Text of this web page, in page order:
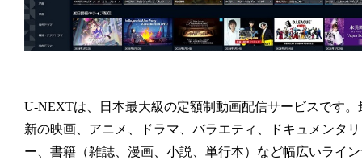
U-NEXTは、日本最大級の定額制動画配信サービスです。
新の映画、アニメ、ドラマ、バラエティ、ドキュメンタリ
ー、書籍（雑誌、漫画、小説、単行本）など幅広いライ